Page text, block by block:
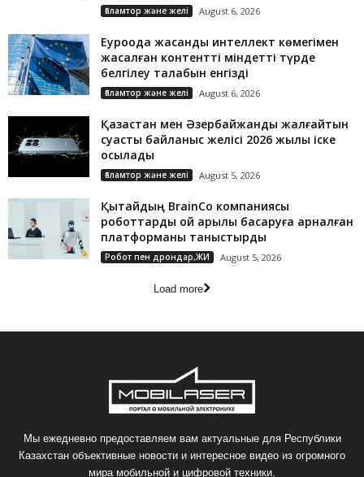
Ғаламтор және желі August 6, 2026
Еуроодақ жасанды интеллект көмегімен
жасалған контентті міндетті түрде
белгілеу талабын енгізді
Ғаламтор және желі August 6, 2026
Қазақстан мен Әзербайжанды жалғайтын
суасты байланыс желісі 2026 жылы іске
қосылады
Ғаламтор және желі August 5, 2026
Қытайдың BrainCo компаниясы
роботтарды ой арқылы басқаруға арналған
платформаны таныстырды
Робот пен дрондар,ЖИ August 5, 2026
Load more
Мы ежедневно предоставляем вам актуальные для Республики
Казахстан объективные новости и интересное видео из огромного
мира мобильной и цифровой техники.